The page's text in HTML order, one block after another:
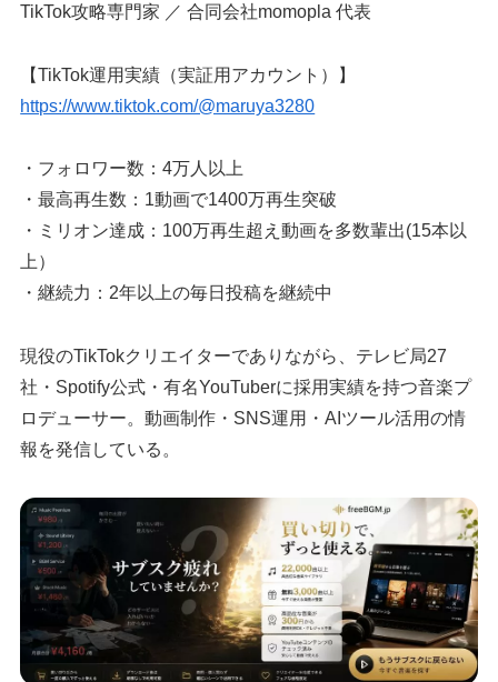
TikTok攻略専門家 ／ 合同会社momopla 代表
【TikTok運用実績（実証用アカウント）】
https://www.tiktok.com/@maruya3280
・フォロワー数：4万人以上
・最高再生数：1動画で1400万再生突破
・ミリオン達成：100万再生超え動画を多数輩出(15本以
上）
・継続力：2年以上の毎日投稿を継続中
現役のTikTokクリエイターでありながら、テレビ局27
社・Spotify公式・有名YouTuberに採用実績を持つ音楽プ
ロデューサー。動画制作・SNS運用・AIツール活用の情
報を発信している。